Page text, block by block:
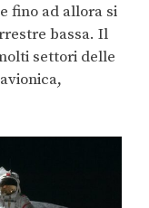
fino ad allora si
bassa. Il
settori delle